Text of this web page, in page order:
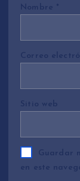
Nombre *
Correo
Sitio web
Guardar
en este